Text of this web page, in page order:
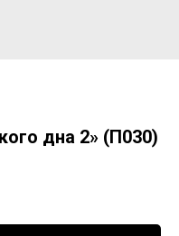
дна 2» (П030)